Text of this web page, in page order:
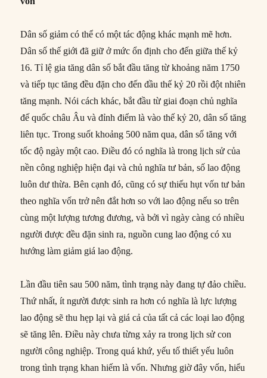
Dân số giảm có thể có một tác động khác mạnh mẽ hơn.
Dân số thế giới đã giữ ở mức ổn định cho đến giữa thế kỷ
16. Tỉ lệ gia tăng dân số bắt đầu tăng từ khoảng năm 1750
và tiếp tục tăng đều đặn cho đến đầu thế kỷ 20 rồi đột nhiên
tăng mạnh. Nói cách khác, bắt đầu từ giai đoạn chủ nghĩa
đế quốc châu Âu và đỉnh điểm là vào thế kỷ 20, dân số tăng
liên tục. Trong suốt khoảng 500 năm qua, dân số tăng với
tốc độ ngày một cao. Điều đó có nghĩa là trong lịch sử của
nền công nghiệp hiện đại và chủ nghĩa tư bản, số lao động
luôn dư thừa. Bên cạnh đó, cũng có sự thiếu hụt vốn tư bản
theo nghĩa vốn trở nên đắt hơn so với lao động nếu so trên
cùng một lượng tương đương, và bởi vì ngày càng có nhiều
người được đều đặn sinh ra, nguồn cung lao động có xu
hướng làm giảm giá lao động.
Lần đầu tiên sau 500 năm, tình trạng này đang tự đảo chiều.
Thứ nhất, ít người được sinh ra hơn có nghĩa là lực lượng
lao động sẽ thu hẹp lại và giá cả của tất cả các loại lao động
sẽ tăng lên. Điều này chưa từng xảy ra trong lịch sử con
người công nghiệp. Trong quá khứ, yếu tố thiết yếu luôn
trong tình trạng khan hiếm là vốn. Nhưng giờ đây vốn, hiểu